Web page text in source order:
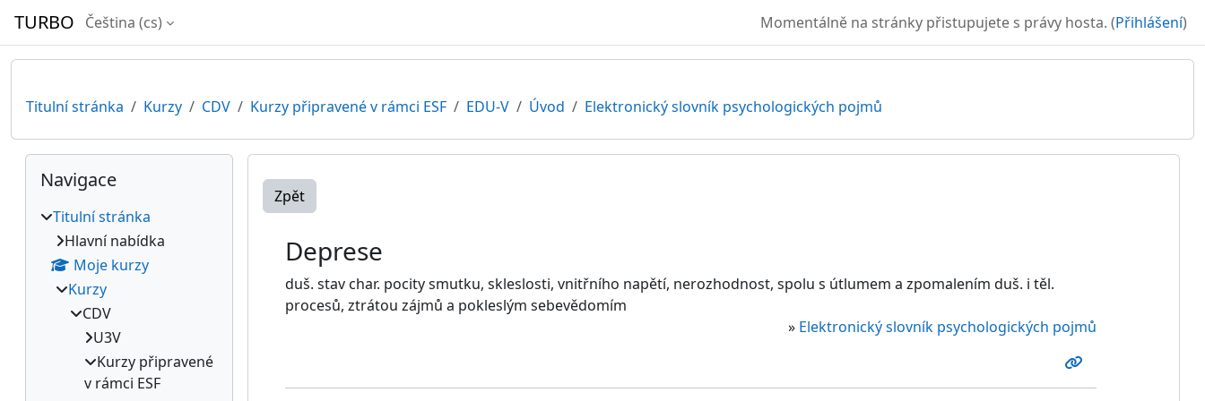
Přejít k hlavnímu obsahu
TURBO Čeština ‎(cs)‎ Momentálně na stránky přistupujete s právy hosta. (Přihlášení)
Titulní stránka Kurzy CDV Kurzy připravené v rámci ESF EDU-V Úvod Elektronický slovník psychologických pojmů
Zpět
Deprese
duš. stav char. pocity smutku, skleslosti, vnitřního napětí, nerozhodnost, spolu s útlumem a zpomalením duš. i těl.
procesů, ztrátou zájmů a pokleslým sebevědomím
» Elektronický slovník psychologických pojmů
Bloky
Přeskočit: Navigace
Navigace
Titulní stránka
Hlavní nabídka
Moje kurzy
Kurzy
CDV
U3V
Kurzy připravené
v rámci ESF